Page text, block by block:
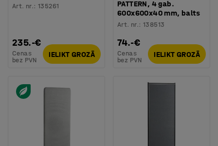
Art. nr.:135261
235.-€
Cenas
bez PVN
IELIKT GROZĀ
PATTERN, 4 gab.
600x600x40 mm, balts
Art. nr.:138513
74.-€
Cenas
bez PVN
IELIKT GROZĀ